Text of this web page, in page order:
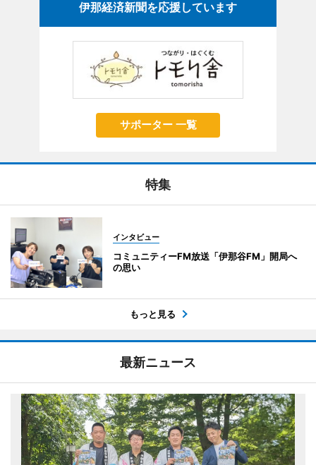
伊那経済新聞を応援しています
サポーター 一覧
特集
インタビュー
コミュニティーFM放送「伊那谷FM」開局へ
の思い
もっと見る
最新ニュース